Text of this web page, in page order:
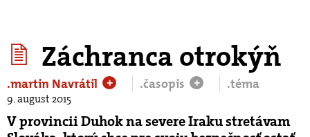
Záchranca otrokýň
.martin Navrátil + .časopis + .téma
9. august 2015
V provincii Duhok na severe Iraku stretávam